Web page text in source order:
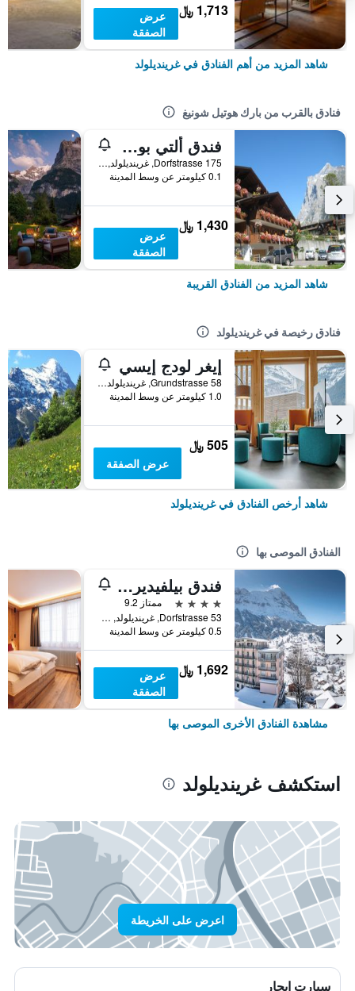
1,713 ﷼
عرض
الصفقة
شاهد المزيد من أهم الفنادق في غرينديلولد
فنادق بالقرب من بارك هوتيل شونيغ
فندق ألتي بوست
Dorfstrasse 175, غرينديلولد, كانتون برن, سويسرا
0.1 كيلومتر عن وسط المدينة
1,430 ﷼
عرض
الصفقة
شاهد المزيد من الفنادق القريبة
فنادق رخيصة في غرينديلولد
إيغر لودج إيسي
Grundstrasse 58, غرينديلولد, كانتون برن, سويسرا
1.0 كيلومتر عن وسط المدينة
505 ﷼
عرض الصفقة
شاهد أرخص الفنادق في غرينديلولد
الفنادق الموصى بها
فندق بيلفيدير سويس كواليتي
4 نجوم
ممتاز 9.2
Dorfstrasse 53, غرينديلولد, كانتون برن, سويسرا
0.5 كيلومتر عن وسط المدينة
1,692 ﷼
عرض
الصفقة
مشاهدة الفنادق الأخرى الموصى بها
استكشف غرينديلولد
اعرض على الخريطة
سيارت ايجار